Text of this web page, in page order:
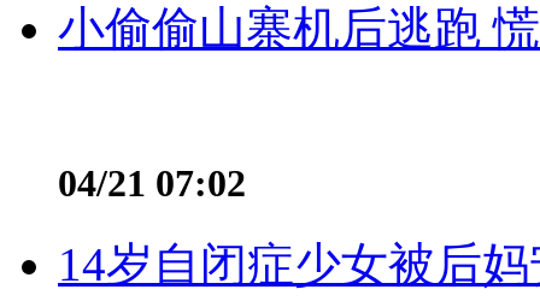
小偷偷山寨机后逃跑
04/21 07:02
14岁自闭症少女被后